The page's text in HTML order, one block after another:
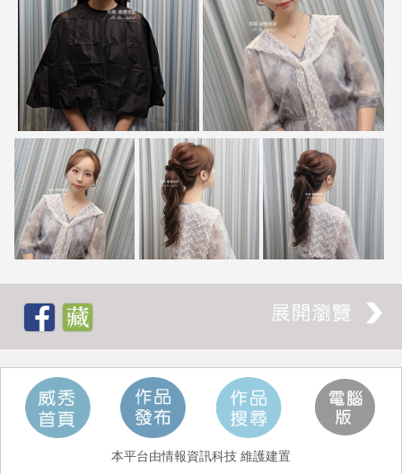
本平台由情報資訊科技 維護建置